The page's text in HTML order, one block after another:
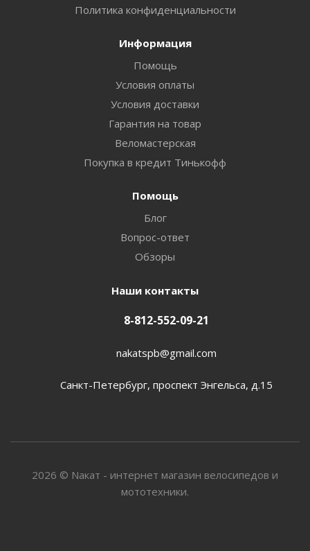
Политика конфиденциальности
Информация
Помощь
Условия оплаты
Условия доставки
Гарантия на товар
Веломастерская
Покупка в кредит Тинькофф
Помощь
Блог
Вопрос-ответ
Обзоры
Наши контакты
8-812-552-09-21
nakatspb@gmail.com
Санкт-Петербург, проспект Энгельса, д.15
2026 © Nакат - интернет магазин велосипедов и
мототехники.